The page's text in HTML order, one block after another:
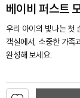
베이비 퍼스트
우리 아이의 빛나는 첫
객실에서, 소중한 가족
완성해 보세요.